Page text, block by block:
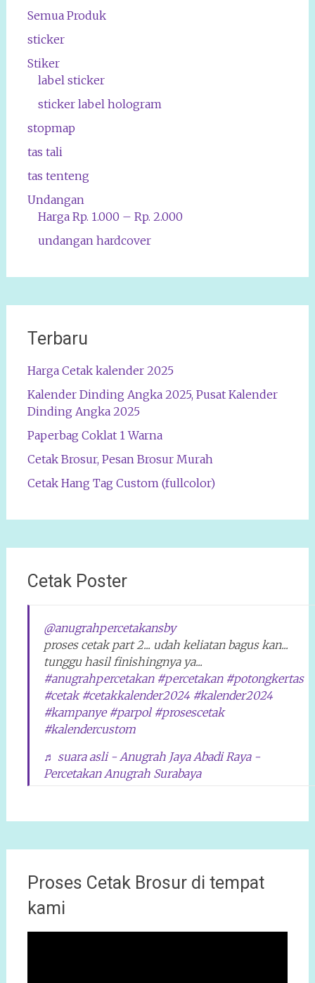
Semua Produk
sticker
Stiker
label sticker
sticker label hologram
stopmap
tas tali
tas tenteng
Undangan
Harga Rp. 1.000 – Rp. 2.000
undangan hardcover
Terbaru
Harga Cetak kalender 2025
Kalender Dinding Angka 2025, Pusat Kalender
Dinding Angka 2025
Paperbag Coklat 1 Warna
Cetak Brosur, Pesan Brosur Murah
Cetak Hang Tag Custom (fullcolor)
Cetak Poster
@anugrahpercetakansby
proses cetak part 2... udah keliatan bagus kan...
tunggu hasil finishingnya ya...
#anugrahpercetakan #percetakan #potongkertas
#cetak #cetakkalender2024 #kalender2024
#kampanye #parpol #prosescetak
#kalendercustom
♬ suara asli - Anugrah Jaya Abadi Raya -
Percetakan Anugrah Surabaya
Proses Cetak Brosur di tempat
kami